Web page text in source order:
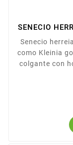
SENECIO
Senecio
como Kleinia
colgante con
largas y